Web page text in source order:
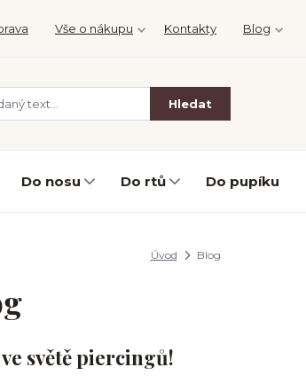
Vše o nákupu Kontakty Blog
Hledat
Do nosu Do rtů Do pupíku
Úvod Blog
světě piercingů!